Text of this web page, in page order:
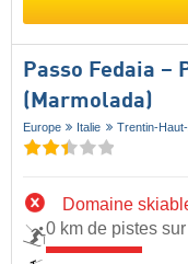
Passo Fedaia –
(Marmolada)
Europe Italie Trentin-
Domaine
0 km de pistes